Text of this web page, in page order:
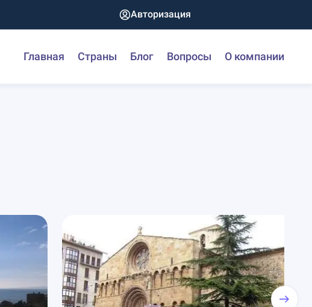
Авторизация
Главная Страны Блог Вопросы О компании